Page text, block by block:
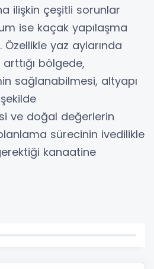
ilişkin çeşitli sorunlar
ise kaçak yapılaşma
Özellikle yaz aylarında
bölgede,
sağlanabilmesi, altyapı
şekilde
ve doğal değerlerin
sürecinin ivedilikle
kanaatine